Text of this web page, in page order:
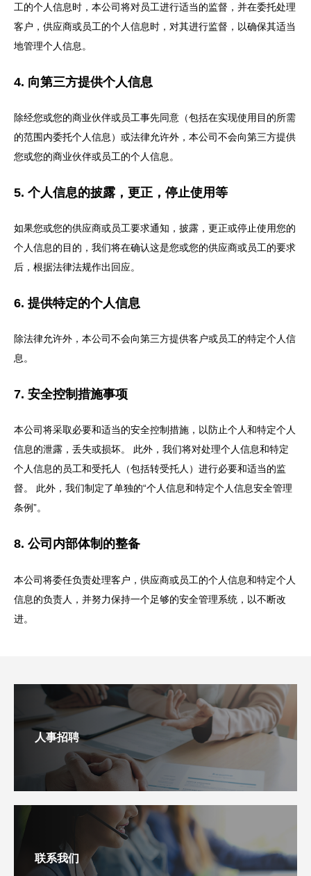
工的个人信息时，本公司将对员工进行适当的监督，并在委托处理
客户，供应商或员工的个人信息时，对其进行监督，以确保其适当
地管理个人信息。
4. 向第三方提供个人信息
除经您或您的商业伙伴或员工事先同意（包括在实现使用目的所需
的范围内委托个人信息）或法律允许外，本公司不会向第三方提供
您或您的商业伙伴或员工的个人信息。
5. 个人信息的披露，更正，停止使用等
如果您或您的供应商或员工要求通知，披露，更正或停止使用您的
个人信息的目的，我们将在确认这是您或您的供应商或员工的要求
后，根据法律法规作出回应。
6. 提供特定的个人信息
除法律允许外，本公司不会向第三方提供客户或员工的特定个人信
息。
7. 安全控制措施事项
本公司将采取必要和适当的安全控制措施，以防止个人和特定个人
信息的泄露，丢失或损坏。 此外，我们将对处理个人信息和特定
个人信息的员工和受托人（包括转受托人）进行必要和适当的监
督。 此外，我们制定了单独的“个人信息和特定个人信息安全管理
条例”。
8. 公司内部体制的整备
本公司将委任负责处理客户，供应商或员工的个人信息和特定个人
信息的负责人，并努力保持一个足够的安全管理系统，以不断改
进。
人事招聘
联系我们